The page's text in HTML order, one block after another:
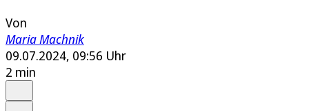
Von
Maria Machnik
09.07.2024, 09:56 Uhr
2 min